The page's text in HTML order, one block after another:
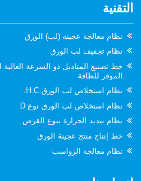
التقنية
نظام معالجة عجينة (لب) الورق
نظام تجفيف لب الورق
خط تصنيع المناديل ذو السرعة العالية
الموفر للطاقة
نظام استخلاص لب الورق H.C.
نظام استخلاص لب الورق نوع D
نظام تبديد الحرارة بنوع القرص
خط إنتاج منتج عجينة الورق
نظام معالجة الرواسب